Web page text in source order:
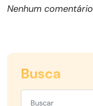
Nenhum
Busca